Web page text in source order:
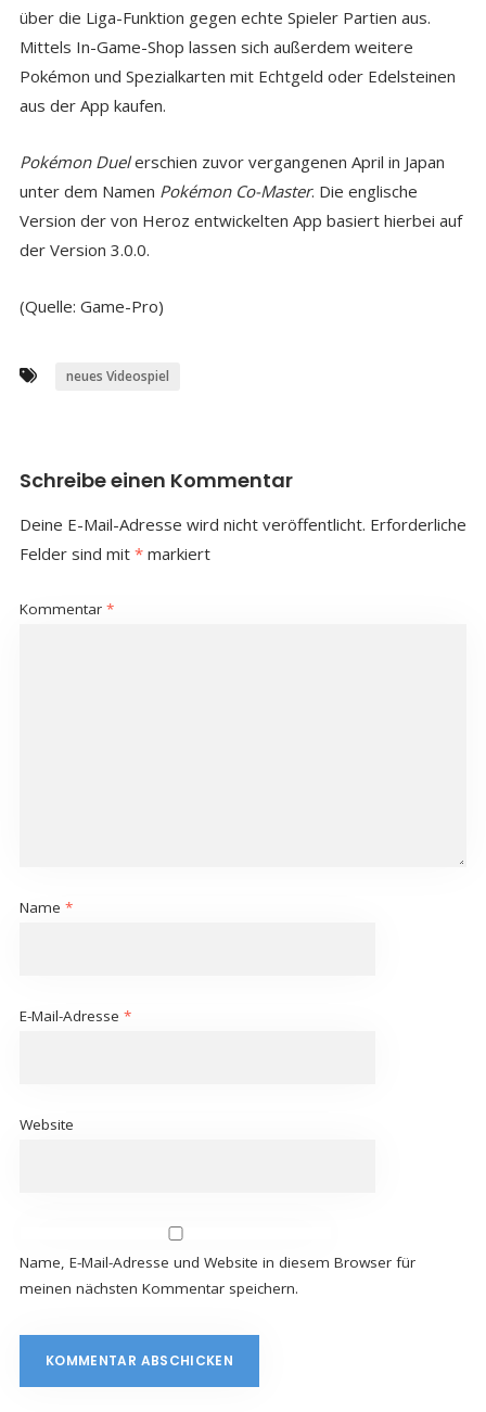
über die Liga-Funktion gegen echte Spieler Partien aus.
Mittels In-Game-Shop lassen sich außerdem weitere
Pokémon und Spezialkarten mit Echtgeld oder Edelsteinen
aus der App kaufen.
Pokémon Duelerschien zuvor vergangenen April in Japan
unter dem Namen Pokémon Co-Master. Die englische
Version der von Heroz entwickelten App basiert hierbei auf
der Version 3.0.0.
(Quelle: Game-Pro)
neues Videospiel
Schreibe einen Kommentar
Deine E-Mail-Adresse wird nicht veröffentlicht. Erforderliche
Felder sind mit *markiert
Kommentar *
Name *
E-Mail-Adresse *
Website
Name, E-Mail-Adresse und Website in diesem Browser für
meinen nächsten Kommentar speichern.